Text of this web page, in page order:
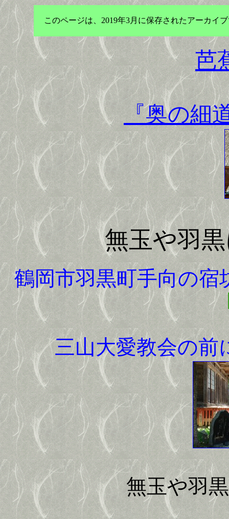
このページは、2019年3月に保存されたアーカイ
芭
『奥の細
無玉や羽
鶴岡市羽黒町手向の宿
三山大愛教会の前
無玉や羽